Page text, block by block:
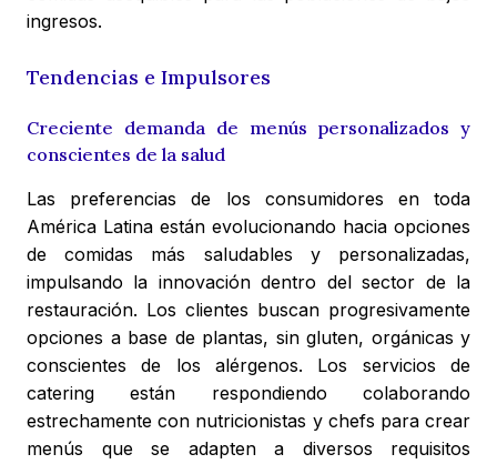
ingresos.
Tendencias e Impulsores
Creciente demanda de menús personalizados y
conscientes de la salud
Las preferencias de los consumidores en toda
América Latina están evolucionando hacia opciones
de comidas más saludables y personalizadas,
impulsando la innovación dentro del sector de la
restauración. Los clientes buscan progresivamente
opciones a base de plantas, sin gluten, orgánicas y
conscientes de los alérgenos. Los servicios de
catering están respondiendo colaborando
estrechamente con nutricionistas y chefs para crear
menús que se adapten a diversos requisitos